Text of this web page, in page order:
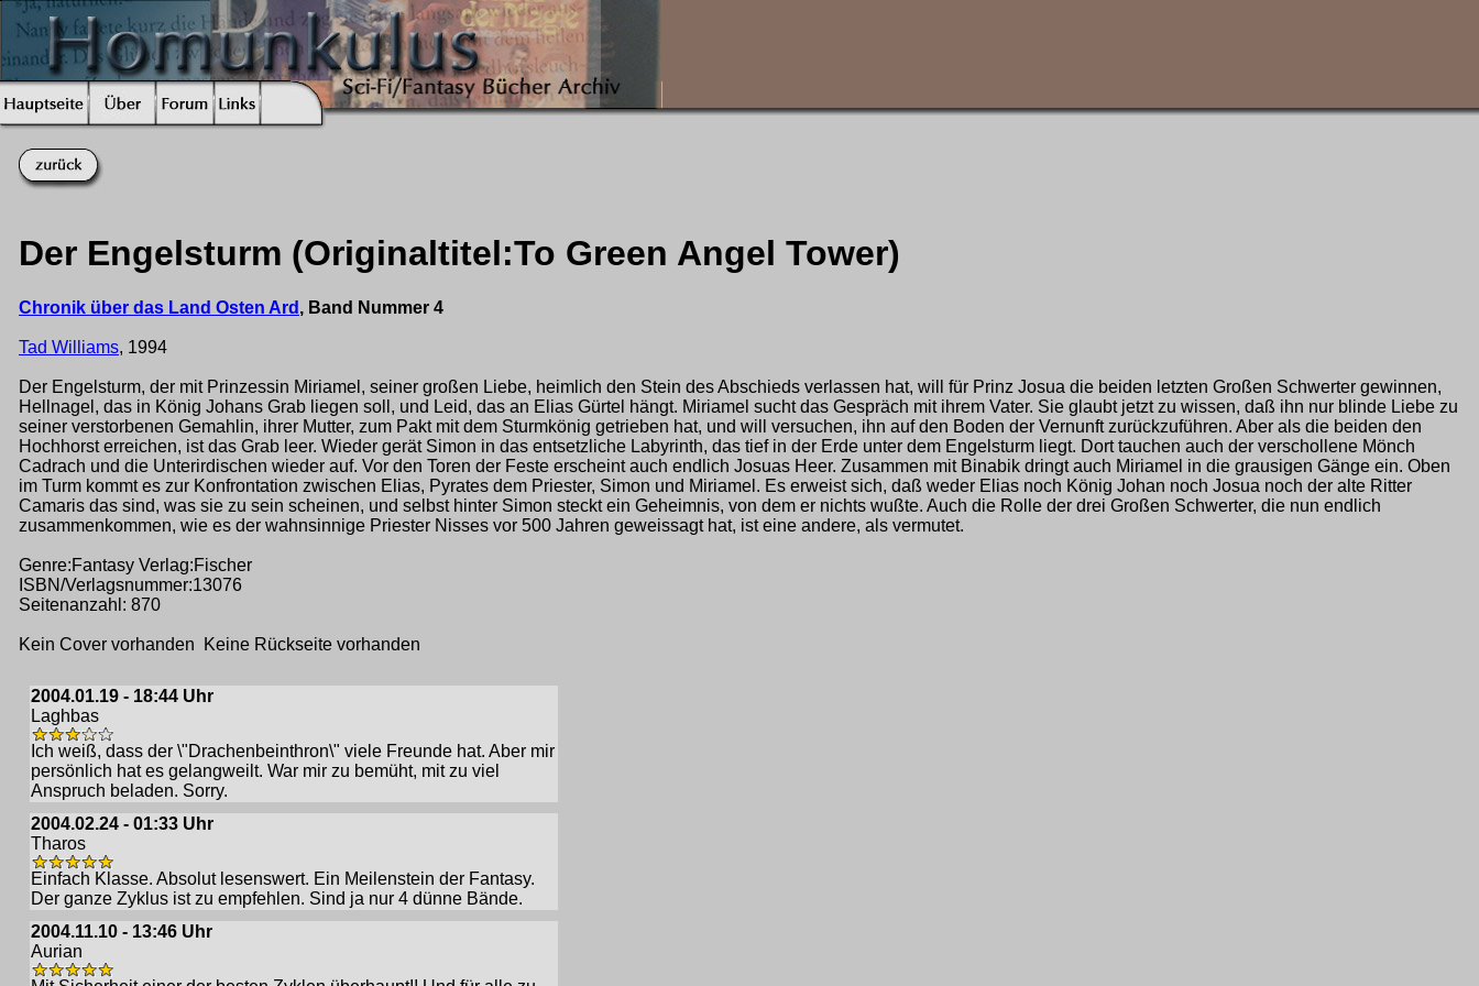
Der Engelsturm (Originaltitel:To Green Angel Tower)
Chronik über das Land Osten Ard , Band Nummer 4
Tad Williams, 1994
Der Engelsturm, der mit Prinzessin Miriamel, seiner großen Liebe, heimlich den Stein des Abschieds verlassen hat, will für Prinz Josua die beiden letzten Großen Schwerter gewinnen,
Hellnagel, das in König Johans Grab liegen soll, und Leid, das an Elias Gürtel hängt. Miriamel sucht das Gespräch mit ihrem Vater. Sie glaubt jetzt zu wissen, daß ihn nur blinde Liebe zu
seiner verstorbenen Gemahlin, ihrer Mutter, zum Pakt mit dem Sturmkönig getrieben hat, und will versuchen, ihn auf den Boden der Vernunft zurückzuführen. Aber als die beiden den
Hochhorst erreichen, ist das Grab leer. Wieder gerät Simon in das entsetzliche Labyrinth, das tief in der Erde unter dem Engelsturm liegt. Dort tauchen auch der verschollene Mönch
Cadrach und die Unterirdischen wieder auf. Vor den Toren der Feste erscheint auch endlich Josuas Heer. Zusammen mit Binabik dringt auch Miriamel in die grausigen Gänge ein. Oben
im Turm kommt es zur Konfrontation zwischen Elias, Pyrates dem Priester, Simon und Miriamel. Es erweist sich, daß weder Elias noch König Johan noch Josua noch der alte Ritter
Camaris das sind, was sie zu sein scheinen, und selbst hinter Simon steckt ein Geheimnis, von dem er nichts wußte. Auch die Rolle der drei Großen Schwerter, die nun endlich
zusammenkommen, wie es der wahnsinnige Priester Nisses vor 500 Jahren geweissagt hat, ist eine andere, als vermutet.
Genre:Fantasy Verlag:Fischer
ISBN/Verlagsnummer:13076
Seitenanzahl: 870
Kein Cover vorhanden Keine Rückseite vorhanden
2004.01.19 - 18:44 Uhr
Laghbas
Ich weiß, dass der \"Drachenbeinthron\" viele Freunde hat. Aber mir
persönlich hat es gelangweilt. War mir zu bemüht, mit zu viel
Anspruch beladen. Sorry.
2004.02.24 - 01:33 Uhr
Tharos
Einfach Klasse. Absolut lesenswert. Ein Meilenstein der Fantasy.
Der ganze Zyklus ist zu empfehlen. Sind ja nur 4 dünne Bände.
2004.11.10 - 13:46 Uhr
Aurian